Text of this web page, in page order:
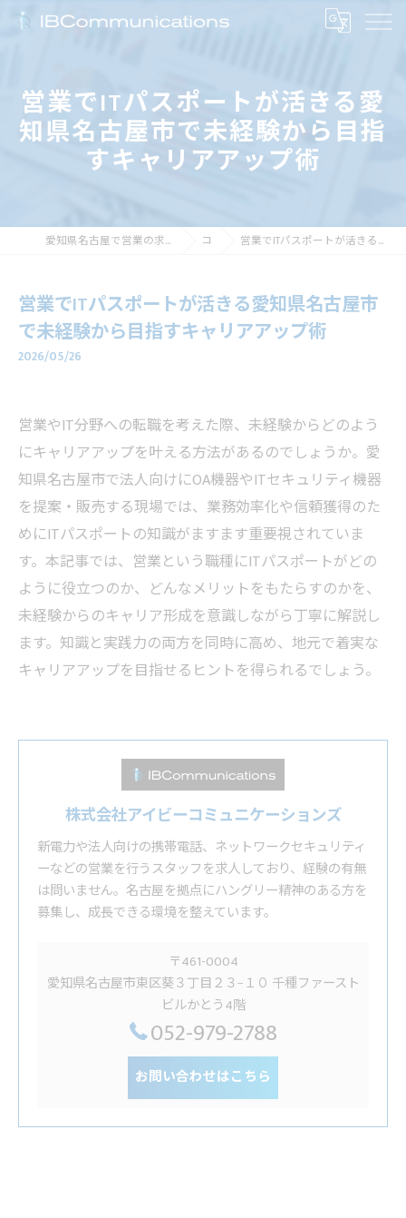
営業でITパスポートが活きる愛
知県名古屋市で未経験から目指
すキャリアアップ術
愛知県名古屋で営業の求人なら株式会社アイビーコミュニケーションズ コラム 営業でITパスポートが活きる愛知県名古屋市で未経験から目指すキャリアアップ術
営業でITパスポートが活きる愛知県名古屋市
で未経験から目指すキャリアアップ術
2026/05/26
営業やIT分野への転職を考えた際、未経験からどのよう
にキャリアアップを叶える方法があるのでしょうか。愛
知県名古屋市で法人向けにOA機器やITセキュリティ機器
を提案・販売する現場では、業務効率化や信頼獲得のた
めにITパスポートの知識がますます重要視されていま
す。本記事では、営業という職種にITパスポートがどの
ように役立つのか、どんなメリットをもたらすのかを、
未経験からのキャリア形成を意識しながら丁寧に解説し
ます。知識と実践力の両方を同時に高め、地元で着実な
キャリアアップを目指せるヒントを得られるでしょう。
株式会社アイビーコミュニケーションズ
新電力や法人向けの携帯電話、ネットワークセキュリティ
ーなどの営業を行うスタッフを求人しており、経験の有無
は問いません。名古屋を拠点にハングリー精神のある方を
募集し、成長できる環境を整えています。
〒461-0004
愛知県名古屋市東区葵３丁目２３−１０ 千種ファースト
ビルかとう4階
052-979-2788
お問い合わせはこちら